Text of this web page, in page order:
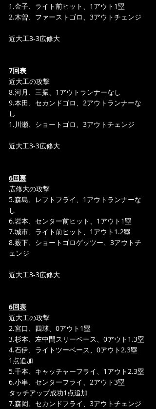
1.金子、ライト前ヒット、1アウト1塁
2.木曽、ファーストゴロ、3アウトチェンジ
近大工3-3広修大
7回表
近大工の攻撃
8.河月、三振、1アウトランナーなし
9.本田、セカンドゴロ、2アウトランナーな
し
1.川瀬、ショートゴロ、3アウトチェンジ
近大工3-3広修大
6回裏
広修大の攻撃
5.森島、レフトフライ、1アウトランナーな
し
6.岩本、センター前ヒット、1アウト1塁
7.城市、ライト前ヒット、1アウト1.2塁
8.薮下、ショートゴロゲッツー、3アウトチ
ェンジ
近大工3-3広修大
6回表
近大工の攻撃
2.宮口、四球、0アウト1塁
3.杉本、左中間スリーベース、0アウト1.3塁
4.石伊、ライトツーベース、0アウト2.3塁
1点追加
5.千本、キャッチャーフライ、1アウト2.3塁
6.小串、センターフライ、2アウト3塁
タッチアップ成功1点追加
7.森岡、セカンドフライ、3アウトチェンジ